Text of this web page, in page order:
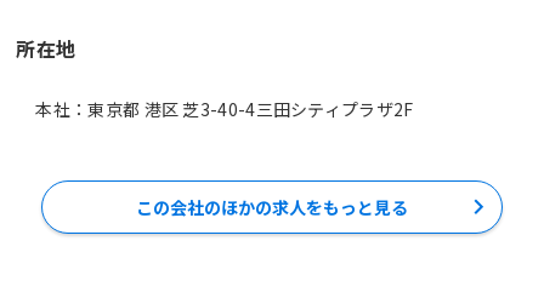
所在地
本社：東京都 港区 芝3-40-4三田シティプラザ2F
この会社のほかの求人をもっと見る